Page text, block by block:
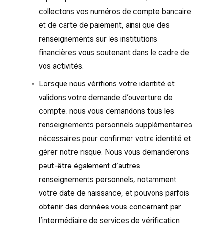
collectons vos numéros de compte bancaire
et de carte de paiement, ainsi que des
renseignements sur les institutions
financières vous soutenant dans le cadre de
vos activités.
Lorsque nous vérifions votre identité et
validons votre demande d’ouverture de
compte, nous vous demandons tous les
renseignements personnels supplémentaires
nécessaires pour confirmer votre identité et
gérer notre risque. Nous vous demanderons
peut-être également d’autres
renseignements personnels, notamment
votre date de naissance, et pouvons parfois
obtenir des données vous concernant par
l’intermédiaire de services de vérification